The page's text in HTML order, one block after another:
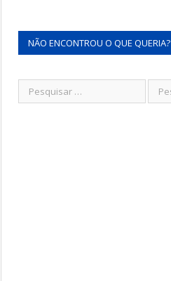
NÃO ENCONTROU O QUE QUERIA?